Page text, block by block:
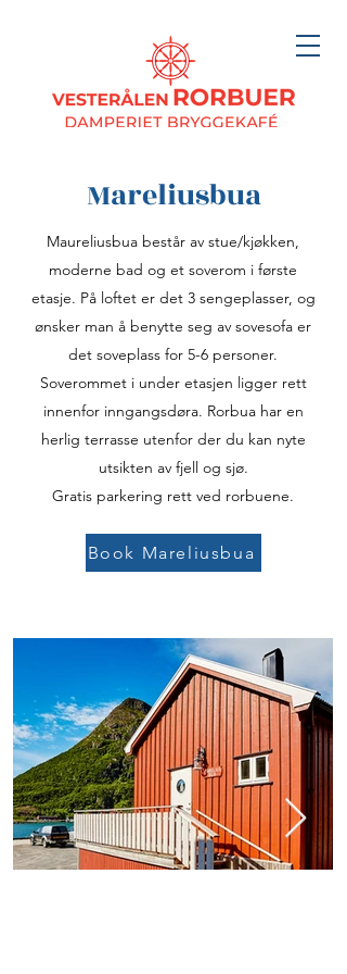
Mareliusbua
Maureliusbua består av stue/kjøkken,
moderne bad og et soverom i første
etasje. På loftet er det 3 sengeplasser, og
ønsker man å benytte seg av sovesofa er
det soveplass for 5-6 personer.
Soverommet i under etasjen ligger rett
innenfor inngangsdøra. Rorbua har en
herlig terrasse utenfor der du kan nyte
utsikten av fjell og sjø.
Gratis parkering rett ved rorbuene.
Book Mareliusbua